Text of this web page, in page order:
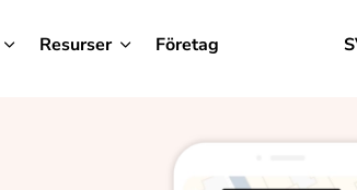
Resurser Företag